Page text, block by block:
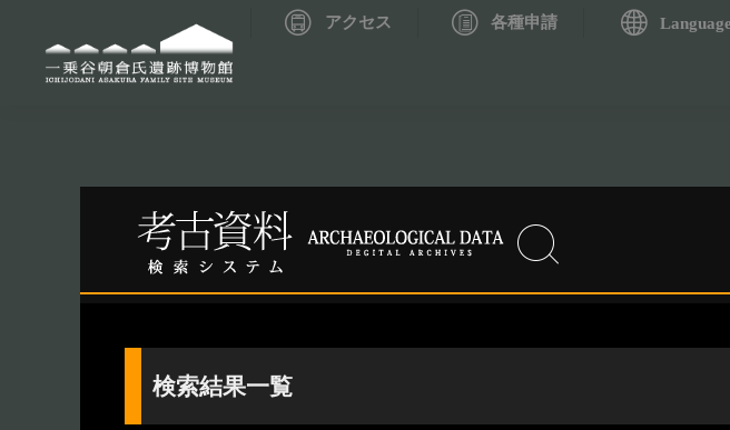
アクセス 各種申請 Language
資料データベーストップ 考古資料検索システム 歴史資
検索結果一覧